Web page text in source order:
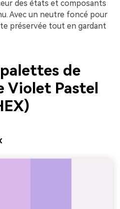
des états et composants
Avec un neutre foncé pour
préservée tout en gardant
de
Violet Pastel